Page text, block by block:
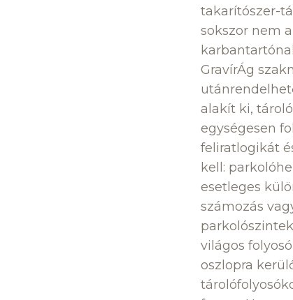
takarítószer-
sokszor nem
GravírÁg
alakít ki,
egységesen
feliratlogikát
kell:
esetleges
számozás
világos
oszlopra